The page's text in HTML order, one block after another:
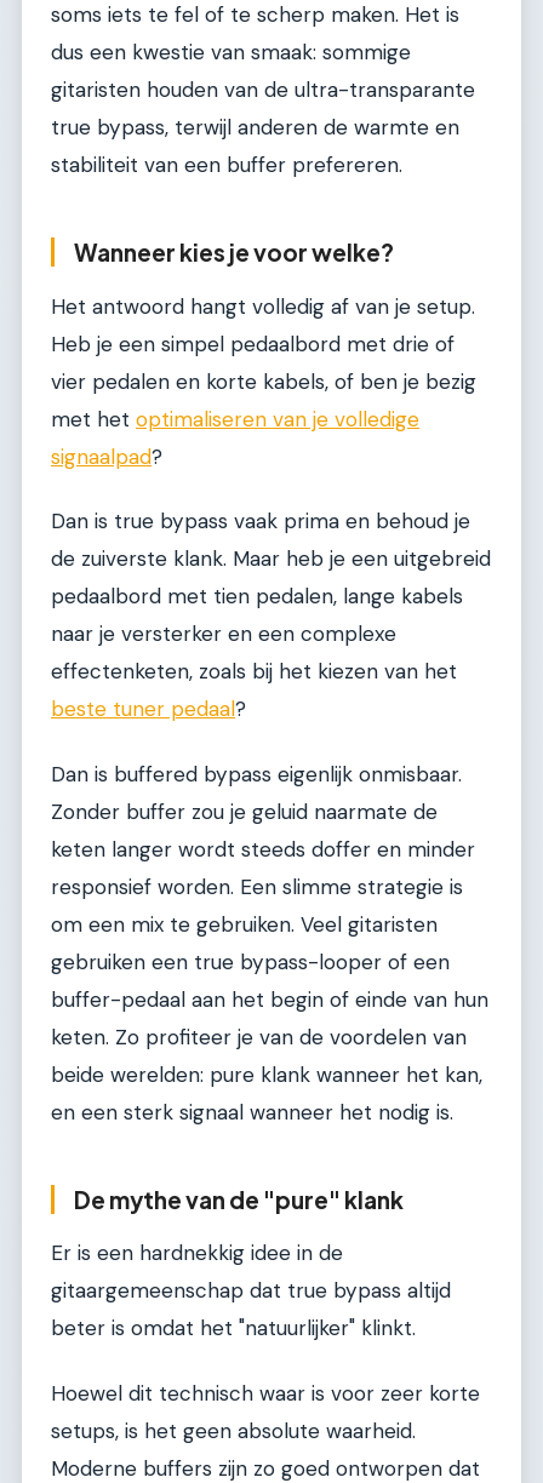
soms iets te fel of te scherp maken. Het is
dus een kwestie van smaak: sommige
gitaristen houden van de ultra-transparante
true bypass, terwijl anderen de warmte en
stabiliteit van een buffer prefereren.
Wanneer kies je voor welke?
Het antwoord hangt volledig af van je setup.
Heb je een simpel pedaalbord met drie of
vier pedalen en korte kabels, of ben je bezig
met het optimaliseren van je volledige
signaalpad?
Dan is true bypass vaak prima en behoud je
de zuiverste klank. Maar heb je een uitgebreid
pedaalbord met tien pedalen, lange kabels
naar je versterker en een complexe
effectenketen, zoals bij het kiezen van het
beste tuner pedaal?
Dan is buffered bypass eigenlijk onmisbaar.
Zonder buffer zou je geluid naarmate de
keten langer wordt steeds doffer en minder
responsief worden. Een slimme strategie is
om een mix te gebruiken. Veel gitaristen
gebruiken een true bypass-looper of een
buffer-pedaal aan het begin of einde van hun
keten. Zo profiteer je van de voordelen van
beide werelden: pure klank wanneer het kan,
en een sterk signaal wanneer het nodig is.
De mythe van de "pure" klank
Er is een hardnekkig idee in de
gitaargemeenschap dat true bypass altijd
beter is omdat het "natuurlijker" klinkt.
Hoewel dit technisch waar is voor zeer korte
setups, is het geen absolute waarheid.
Moderne buffers zijn zo goed ontworpen dat